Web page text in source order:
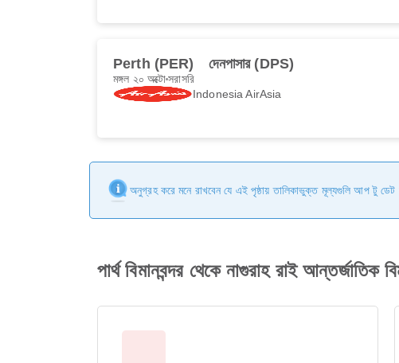
Perth (PER) দেনপাসার (DPS)
মঙ্গল ২০ অক্টোসরাসরি
Indonesia AirAsia
অনুগ্রহ করে মনে রাখবেন যে এই পৃষ্ঠায় তালিকাভুক্ত মূল্যগুলি আপ টু ডেট
পার্থ বিমানবন্দর থেকে নাগুরাহ রাই আন্তর্জাতিক